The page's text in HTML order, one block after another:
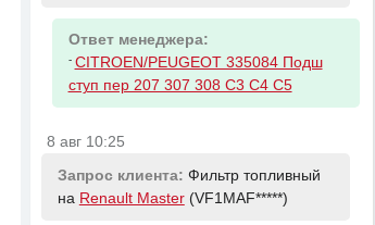
Ответ менеджера:
- CITROEN/PEUGEOT 335084 Подш
ступ пер 207 307 308 C3 C4 C5
8 авг 10:25
Запрос клиента: Фильтр топливный
на Renault Master(VF1MAF*****)